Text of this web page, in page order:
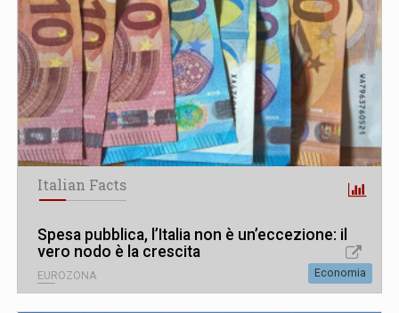
Italian Facts
Spesa pubblica, l’Italia non è un’eccezione: il
vero nodo è la crescita
EUROZONA Economia